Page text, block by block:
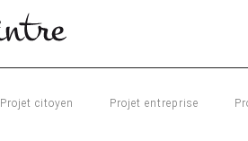
Projet citoyen Projet entreprise